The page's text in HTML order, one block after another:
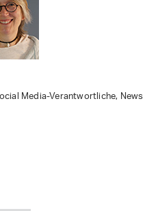
Media-Verantwortliche, News